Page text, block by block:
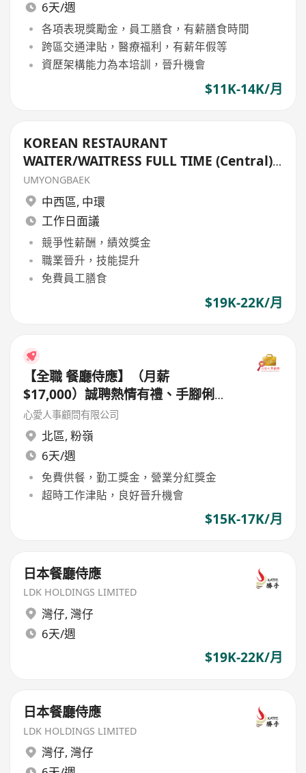
6天/週
各項表現獎勵金，員工膳食，有薪膳食時間
跨區交通津貼，醫療福利，有薪年假等
資歷架構能力為本培訓，晉升機會
$11K-14K/月
KOREAN RESTAURANT
WAITER/WAITRESS FULL TIME (Central)
韓國餐廳侍應全職
UMYONGBAEK
中西區, 中環
工作日面議
競爭性薪酬，績效獎金
職業晉升，技能提升
免費員工膳食
$19K-22K/月
【全職 餐廳侍應】（月薪
$17,000）誠聘熱情有禮、手腳俐落
的侍應夥伴加入
心愛人事顧問有限公司
北區, 粉嶺
6天/週
免費供餐，勤工獎金，營業分紅獎金
超時工作津貼，良好晉升機會
$15K-17K/月
日本餐廳侍應
LDK HOLDINGS LIMITED
灣仔, 灣仔
6天/週
$19K-22K/月
日本餐廳侍應
LDK HOLDINGS LIMITED
灣仔, 灣仔